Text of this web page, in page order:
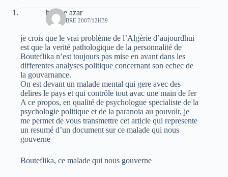
hocine azar
9 OCTOBRE 2007/12H39
je crois que le vrai problème de l’Algérie d’aujourdhui
est que la verité pathologique de la personnalité de
Bouteflika n’est toujours pas mise en avant dans les
differentes analyses politique concernant son echec de
la gouvarnance.
On est devant un malade mental qui gere avec des
delires le pays et qui contrôle tout avac une main de fer
A ce propos, en qualité de psychologue specialiste de la
psychologie politique et de la paranoia au pouvoir, je
me permet de vous transmettre cet article qui represente
un resumé d’un document sur ce malade qui nous
gouverne
Bouteflika, ce malade qui nous gouverne